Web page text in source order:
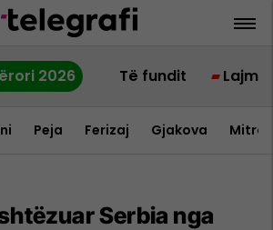
2026 Të fundit Lajme
Peja Ferizaj Gjakova
Serbia nga